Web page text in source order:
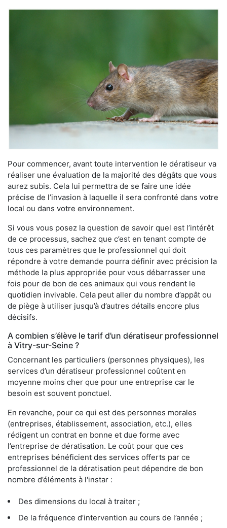
Pour commencer, avant toute intervention le dératiseur va
réaliser une évaluation de la majorité des dégâts que vous
aurez subis. Cela lui permettra de se faire une idée
précise de l’invasion à laquelle il sera confronté dans votre
local ou dans votre environnement.
Si vous vous posez la question de savoir quel est l’intérêt
de ce processus, sachez que c’est en tenant compte de
tous ces paramètres que le professionnel qui doit
répondre à votre demande pourra définir avec précision la
méthode la plus appropriée pour vous débarrasser une
fois pour de bon de ces animaux qui vous rendent le
quotidien invivable. Cela peut aller du nombre d’appât ou
de piège à utiliser jusqu’à d’autres détails encore plus
décisifs.
A combien s’élève le tarif d’un dératiseur professionnel
à Vitry-sur-Seine ?
Concernant les particuliers (personnes physiques), les
services d’un dératiseur professionnel coûtent en
moyenne moins cher que pour une entreprise car le
besoin est souvent ponctuel.
En revanche, pour ce qui est des personnes morales
(entreprises, établissement, association, etc.), elles
rédigent un contrat en bonne et due forme avec
l’entreprise de dératisation. Le coût pour que ces
entreprises bénéficient des services offerts par ce
professionnel de la dératisation peut dépendre de bon
nombre d’éléments à l'instar :
Des dimensions du local à traiter ;
De la fréquence d’intervention au cours de l’année ;